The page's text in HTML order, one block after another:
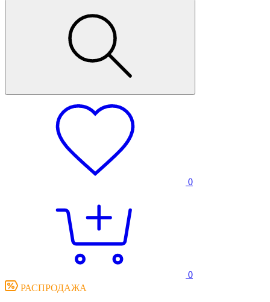
0
0
РАСПРОДАЖА